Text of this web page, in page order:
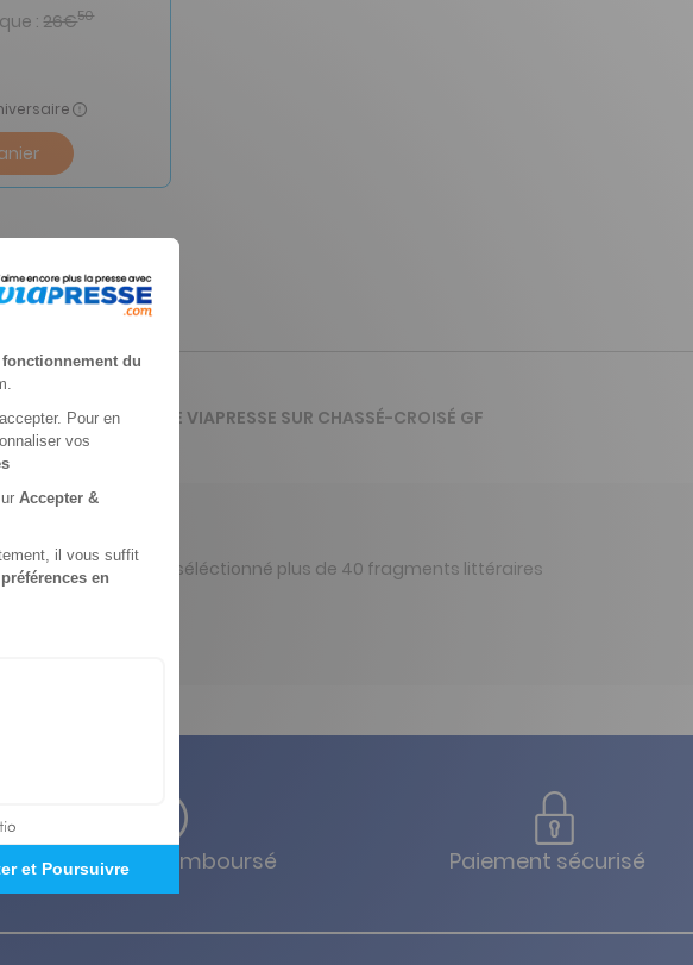
: 26€50
! Ce magazine a séléctionné plus de 40 fragments littéraires
L'AVIS DE VIAPRESSE SUR CHASSÉ-CROISÉ GF
Satisfait ou remboursé Paiement sécurisé